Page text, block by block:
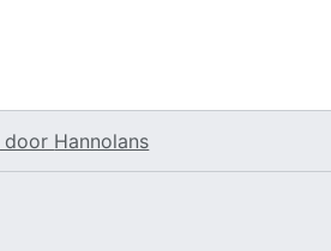
door Hannolans